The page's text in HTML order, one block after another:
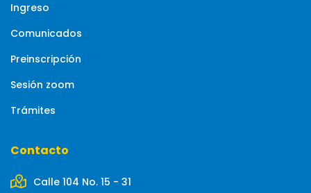
Ingreso
Comunicados
Preinscripción
Sesión zoom
Trámites
Contacto
Calle 104 No. 15 - 31